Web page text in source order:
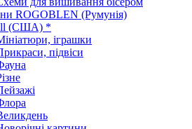
ROGOBLEN (Румунія)
(США) *
іграшки
підвіси